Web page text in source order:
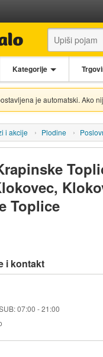
Kategorije
je automatski. Ako
i akcije Plodine
Toplice
i kontakt
07:00 - 21:00